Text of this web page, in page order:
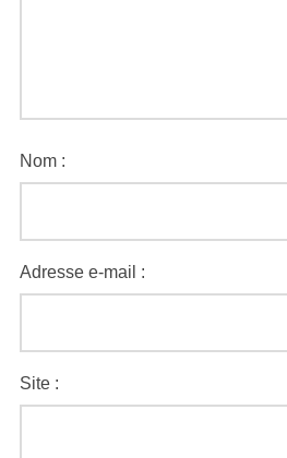
Nom :
Adresse e-mail :
Site :